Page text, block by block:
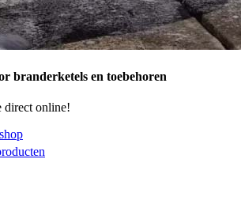
branderketels en toebehoren
direct online!